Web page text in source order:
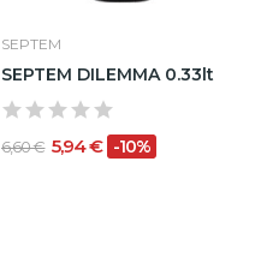
SEPTEM
SEPTEM DILEMMA 0.33lt
6,60 € 5,94 € -10%